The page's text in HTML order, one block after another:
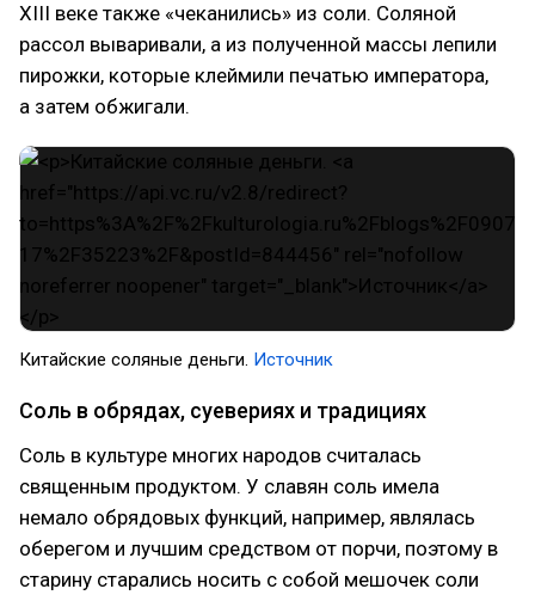
XIII веке также «чеканились» из соли. Соляной
рассол вываривали, а из полученной массы лепили
пирожки, которые клеймили печатью императора,
а затем обжигали.
Китайские соляные деньги. Источник
Соль в обрядах, суевериях и традициях
Соль в культуре многих народов считалась
священным продуктом. У славян соль имела
немало обрядовых функций, например, являлась
оберегом и лучшим средством от порчи, поэтому в
старину старались носить с собой мешочек соли